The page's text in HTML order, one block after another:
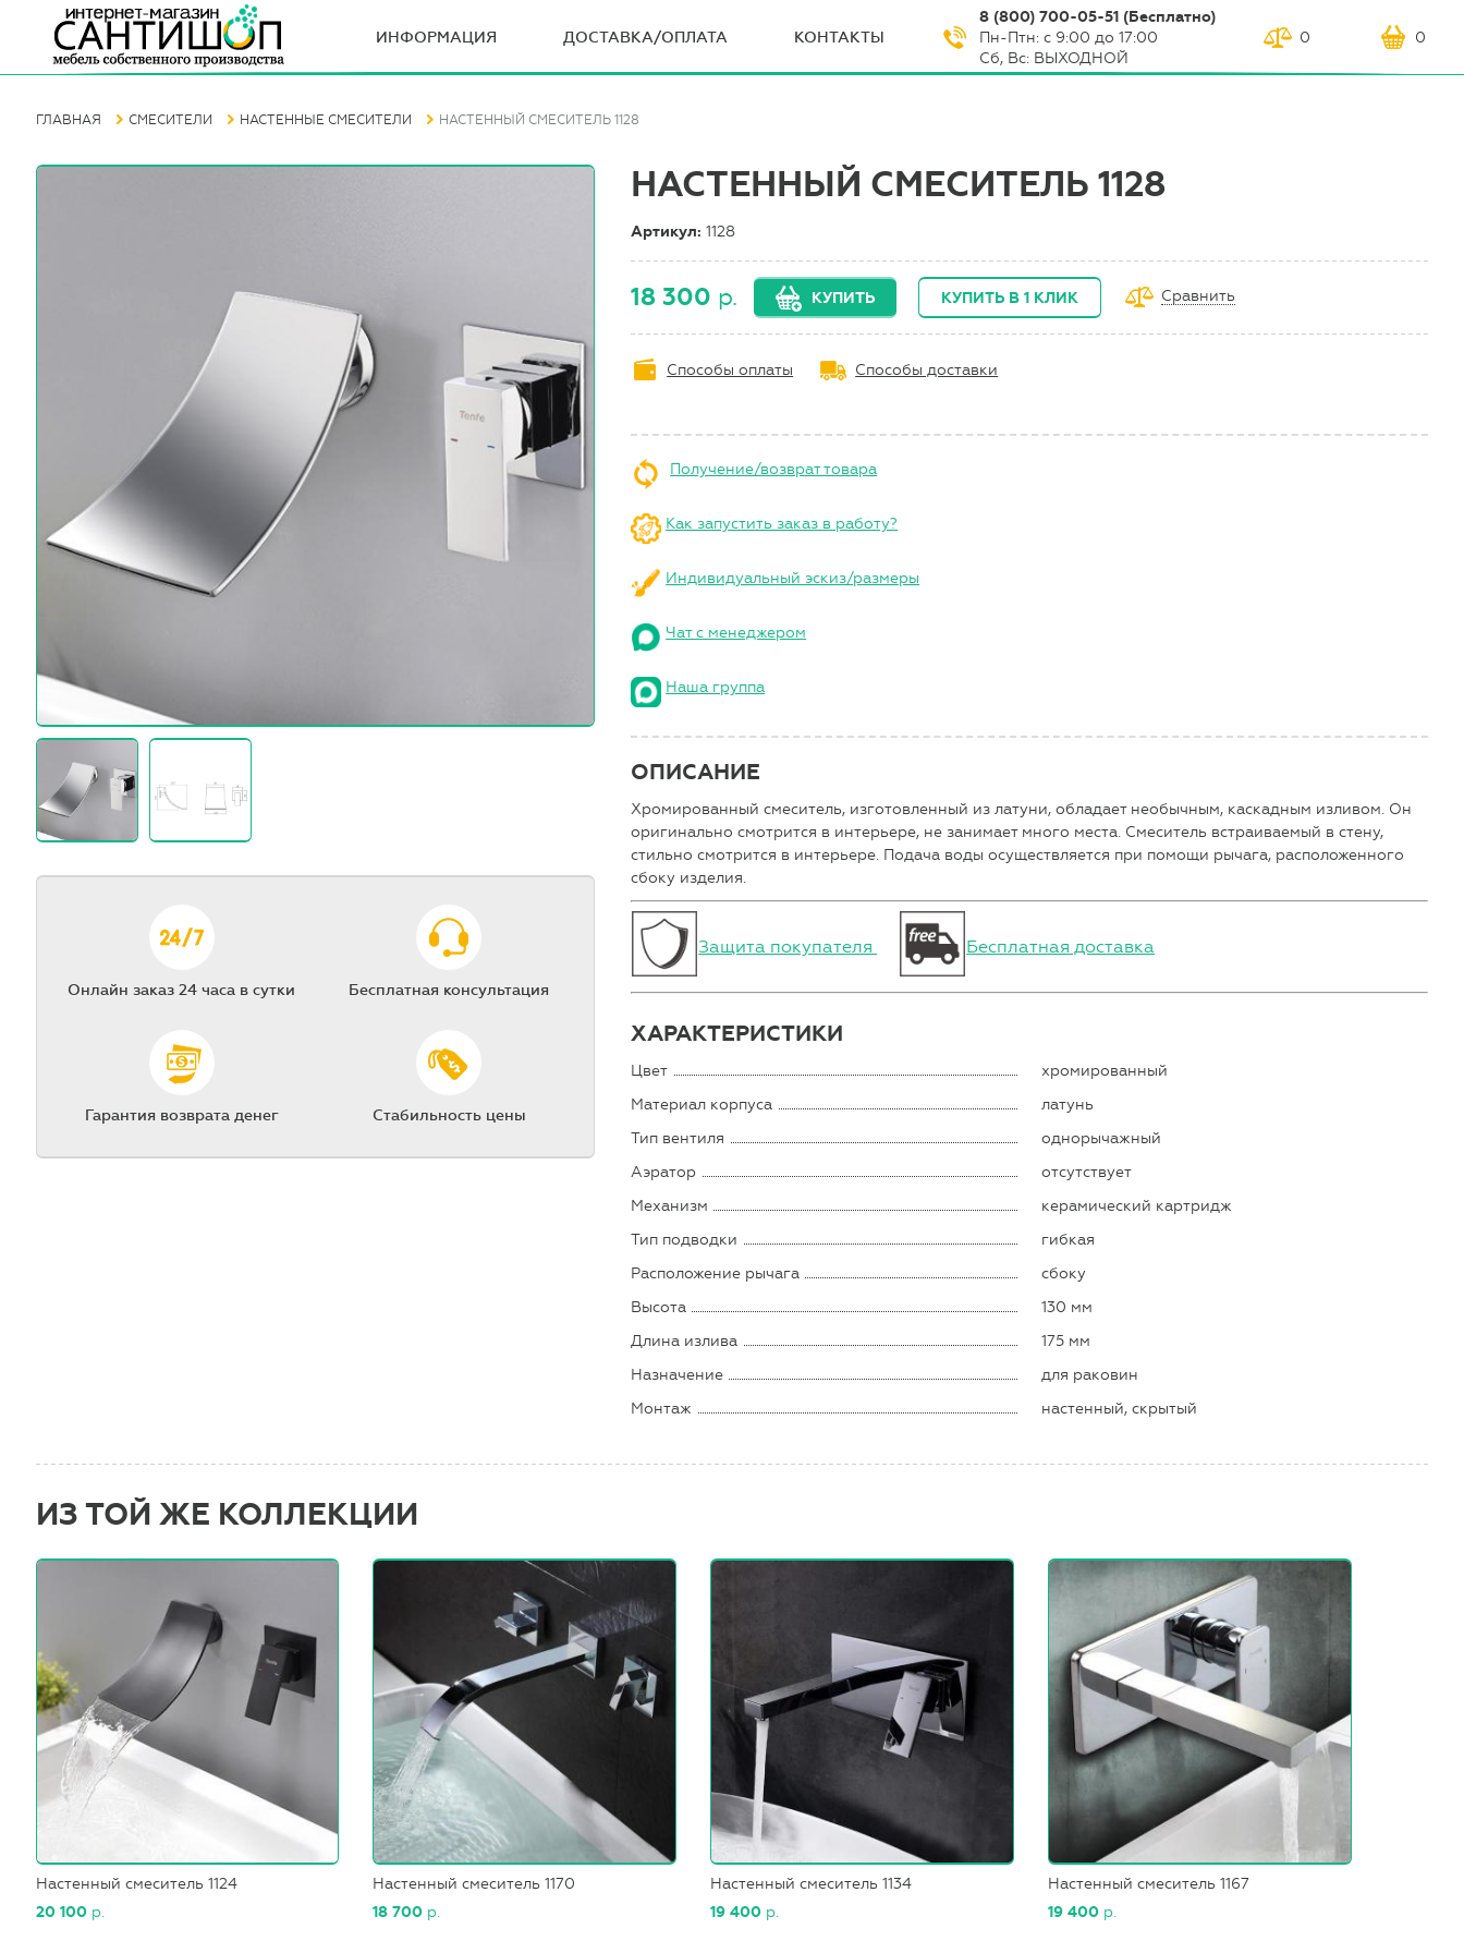
ИНФОРМАЦИЯ ДОСТАВКА/ОПЛАТА КОНТАКТЫ
8 (800) 700-05-51 (Бесплатно)
Пн-Птн: с 9:00 до 17:00
Сб, Вс: ВЫХОДНОЙ
0 0
ГЛАВНАЯ СМЕСИТЕЛИ НАСТЕННЫЕ СМЕСИТЕЛИ НАСТЕННЫЙ СМЕСИТЕЛЬ 1128
Онлайн заказ 24 часа в сутки Бесплатная консультация
Гарантия возврата денег Стабильность цены
НАСТЕННЫЙ СМЕСИТЕЛЬ 1128
Артикул:1128
18 300 р. КУПИТЬ КУПИТЬ В 1 КЛИК Сравнить
Способы оплаты Способы доставки
Получение/возврат товара
Как запустить заказ в работу?
Индивидуальный эскиз/размеры
Чат с менеджером
Наша группа
ОПИСАНИЕ
Хромированный смеситель, изготовленный из латуни, обладает необычным, каскадным изливом. Он
оригинально смотрится в интерьере, не занимает много места. Смеситель встраиваемый в стену,
стильно смотрится в интерьере. Подача воды осуществляется при помощи рычага, расположенного
сбоку изделия.
Защита покупателя Бесплатная доставка
ХАРАКТЕРИСТИКИ
Цвет
хромированный
Материал корпуса
латунь
Тип вентиля
однорычажный
Аэратор
отсутствует
Механизм
керамический картридж
Тип подводки
гибкая
Расположение рычага
сбоку
Высота
130 мм
Длина излива
175 мм
Назначение
для раковин
Монтаж
настенный, скрытый
ИЗ ТОЙ ЖЕ КОЛЛЕКЦИИ
Настенный смеситель 1124
20 100 р.
Настенный смеситель 1170
18 700 р.
Настенный смеситель 1134
19 400 р.
Настенный смеситель 1167
19 400 р.